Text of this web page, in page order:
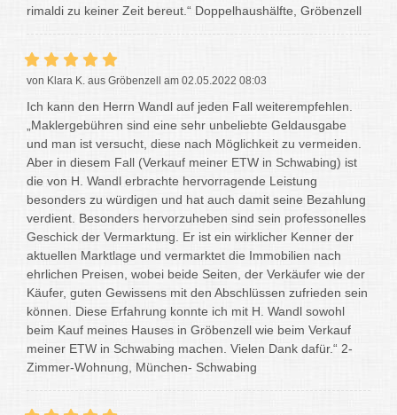
rimaldi zu keiner Zeit bereut.“ Doppelhaushälfte, Gröbenzell
von Klara K. aus Gröbenzell am 02.05.2022 08:03
Ich kann den Herrn Wandl auf jeden Fall weiterempfehlen.
„Maklergebühren sind eine sehr unbeliebte Geldausgabe
und man ist versucht, diese nach Möglichkeit zu vermeiden.
Aber in diesem Fall (Verkauf meiner ETW in Schwabing) ist
die von H. Wandl erbrachte hervorragende Leistung
besonders zu würdigen und hat auch damit seine Bezahlung
verdient. Besonders hervorzuheben sind sein professonelles
Geschick der Vermarktung. Er ist ein wirklicher Kenner der
aktuellen Marktlage und vermarktet die Immobilien nach
ehrlichen Preisen, wobei beide Seiten, der Verkäufer wie der
Käufer, guten Gewissens mit den Abschlüssen zufrieden sein
können. Diese Erfahrung konnte ich mit H. Wandl sowohl
beim Kauf meines Hauses in Gröbenzell wie beim Verkauf
meiner ETW in Schwabing machen. Vielen Dank dafür.“ 2-
Zimmer-Wohnung, München- Schwabing